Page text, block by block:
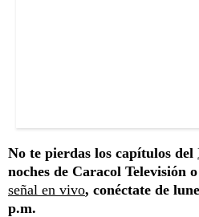
No te pierdas los capítulos del
noches de Caracol Televisión
señal en vivo, conéctate de
p.m.